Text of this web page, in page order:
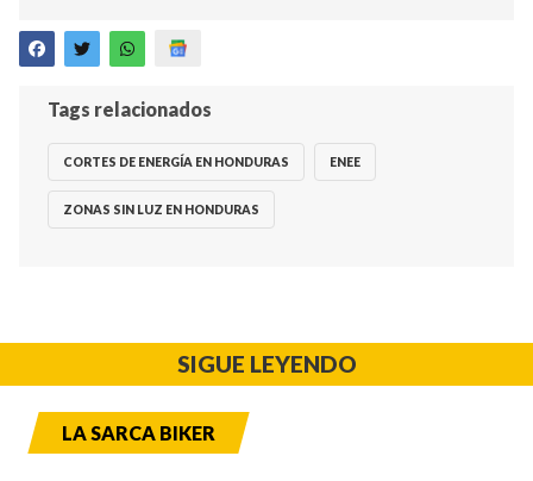
Tags relacionados
CORTES DE ENERGÍA EN HONDURAS ENEE
ZONAS SIN LUZ EN HONDURAS
SIGUE LEYENDO
LA SARCA BIKER